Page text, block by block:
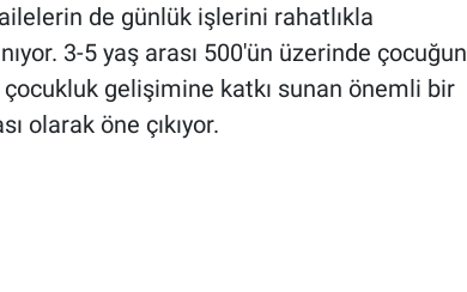
de günlük işlerini rahatlıkla
3-5 yaş arası 500'ün üzerinde çocuğun
çocukluk gelişimine katkı sunan önemli bir
olarak öne çıkıyor.